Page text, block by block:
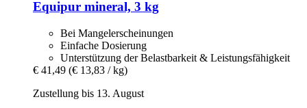
Equipur mineral, 3 kg
Bei Mangelerscheinungen
Einfache Dosierung
Unterstützung der Belastbarkeit & Leistungsfähigkeit
€ 41,49 (€ 13,83 / kg)
Zustellung bis 13. August